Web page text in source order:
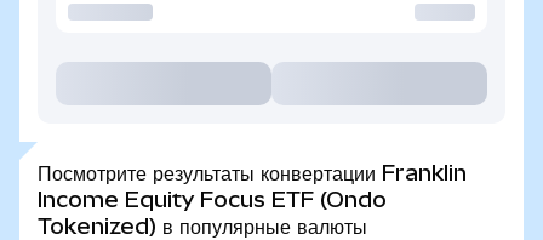
Посмотрите результаты конвертации Franklin
Income Equity Focus ETF (Ondo
Tokenized) в популярные валюты